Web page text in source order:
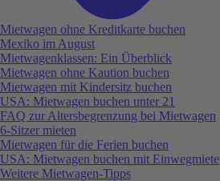
Mietwagen ohne Kreditkarte buchen
Mexiko im August
Mietwagenklassen: Ein Überblick
Mietwagen ohne Kaution buchen
Mietwagen mit Kindersitz buchen
USA: Mietwagen buchen unter 21
FAQ zur Altersbegrenzung bei Mietwagen
6-Sitzer mieten
Mietwagen für die Ferien buchen
USA: Mietwagen buchen mit Einwegmiete
Weitere Mietwagen-Tipps